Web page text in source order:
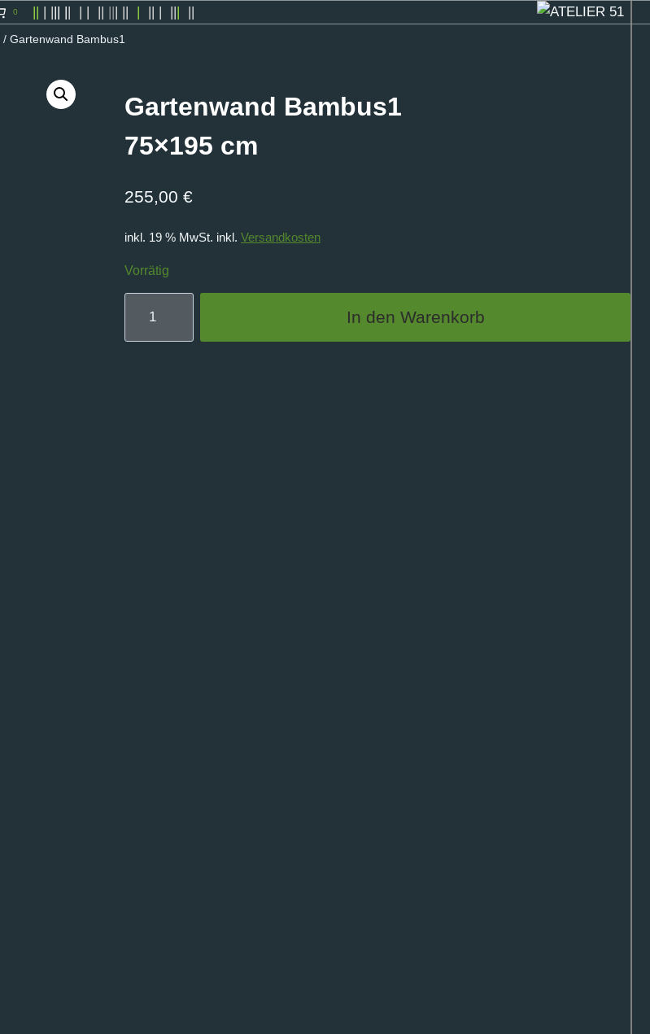
0
/ Gartenwand Bambus1
Gartenwand Bambus1
75×195 cm
255,00 €
inkl. 19 % MwSt. inkl. Versandkosten
Vorrätig
Bambus175x195
In den Warenkorb